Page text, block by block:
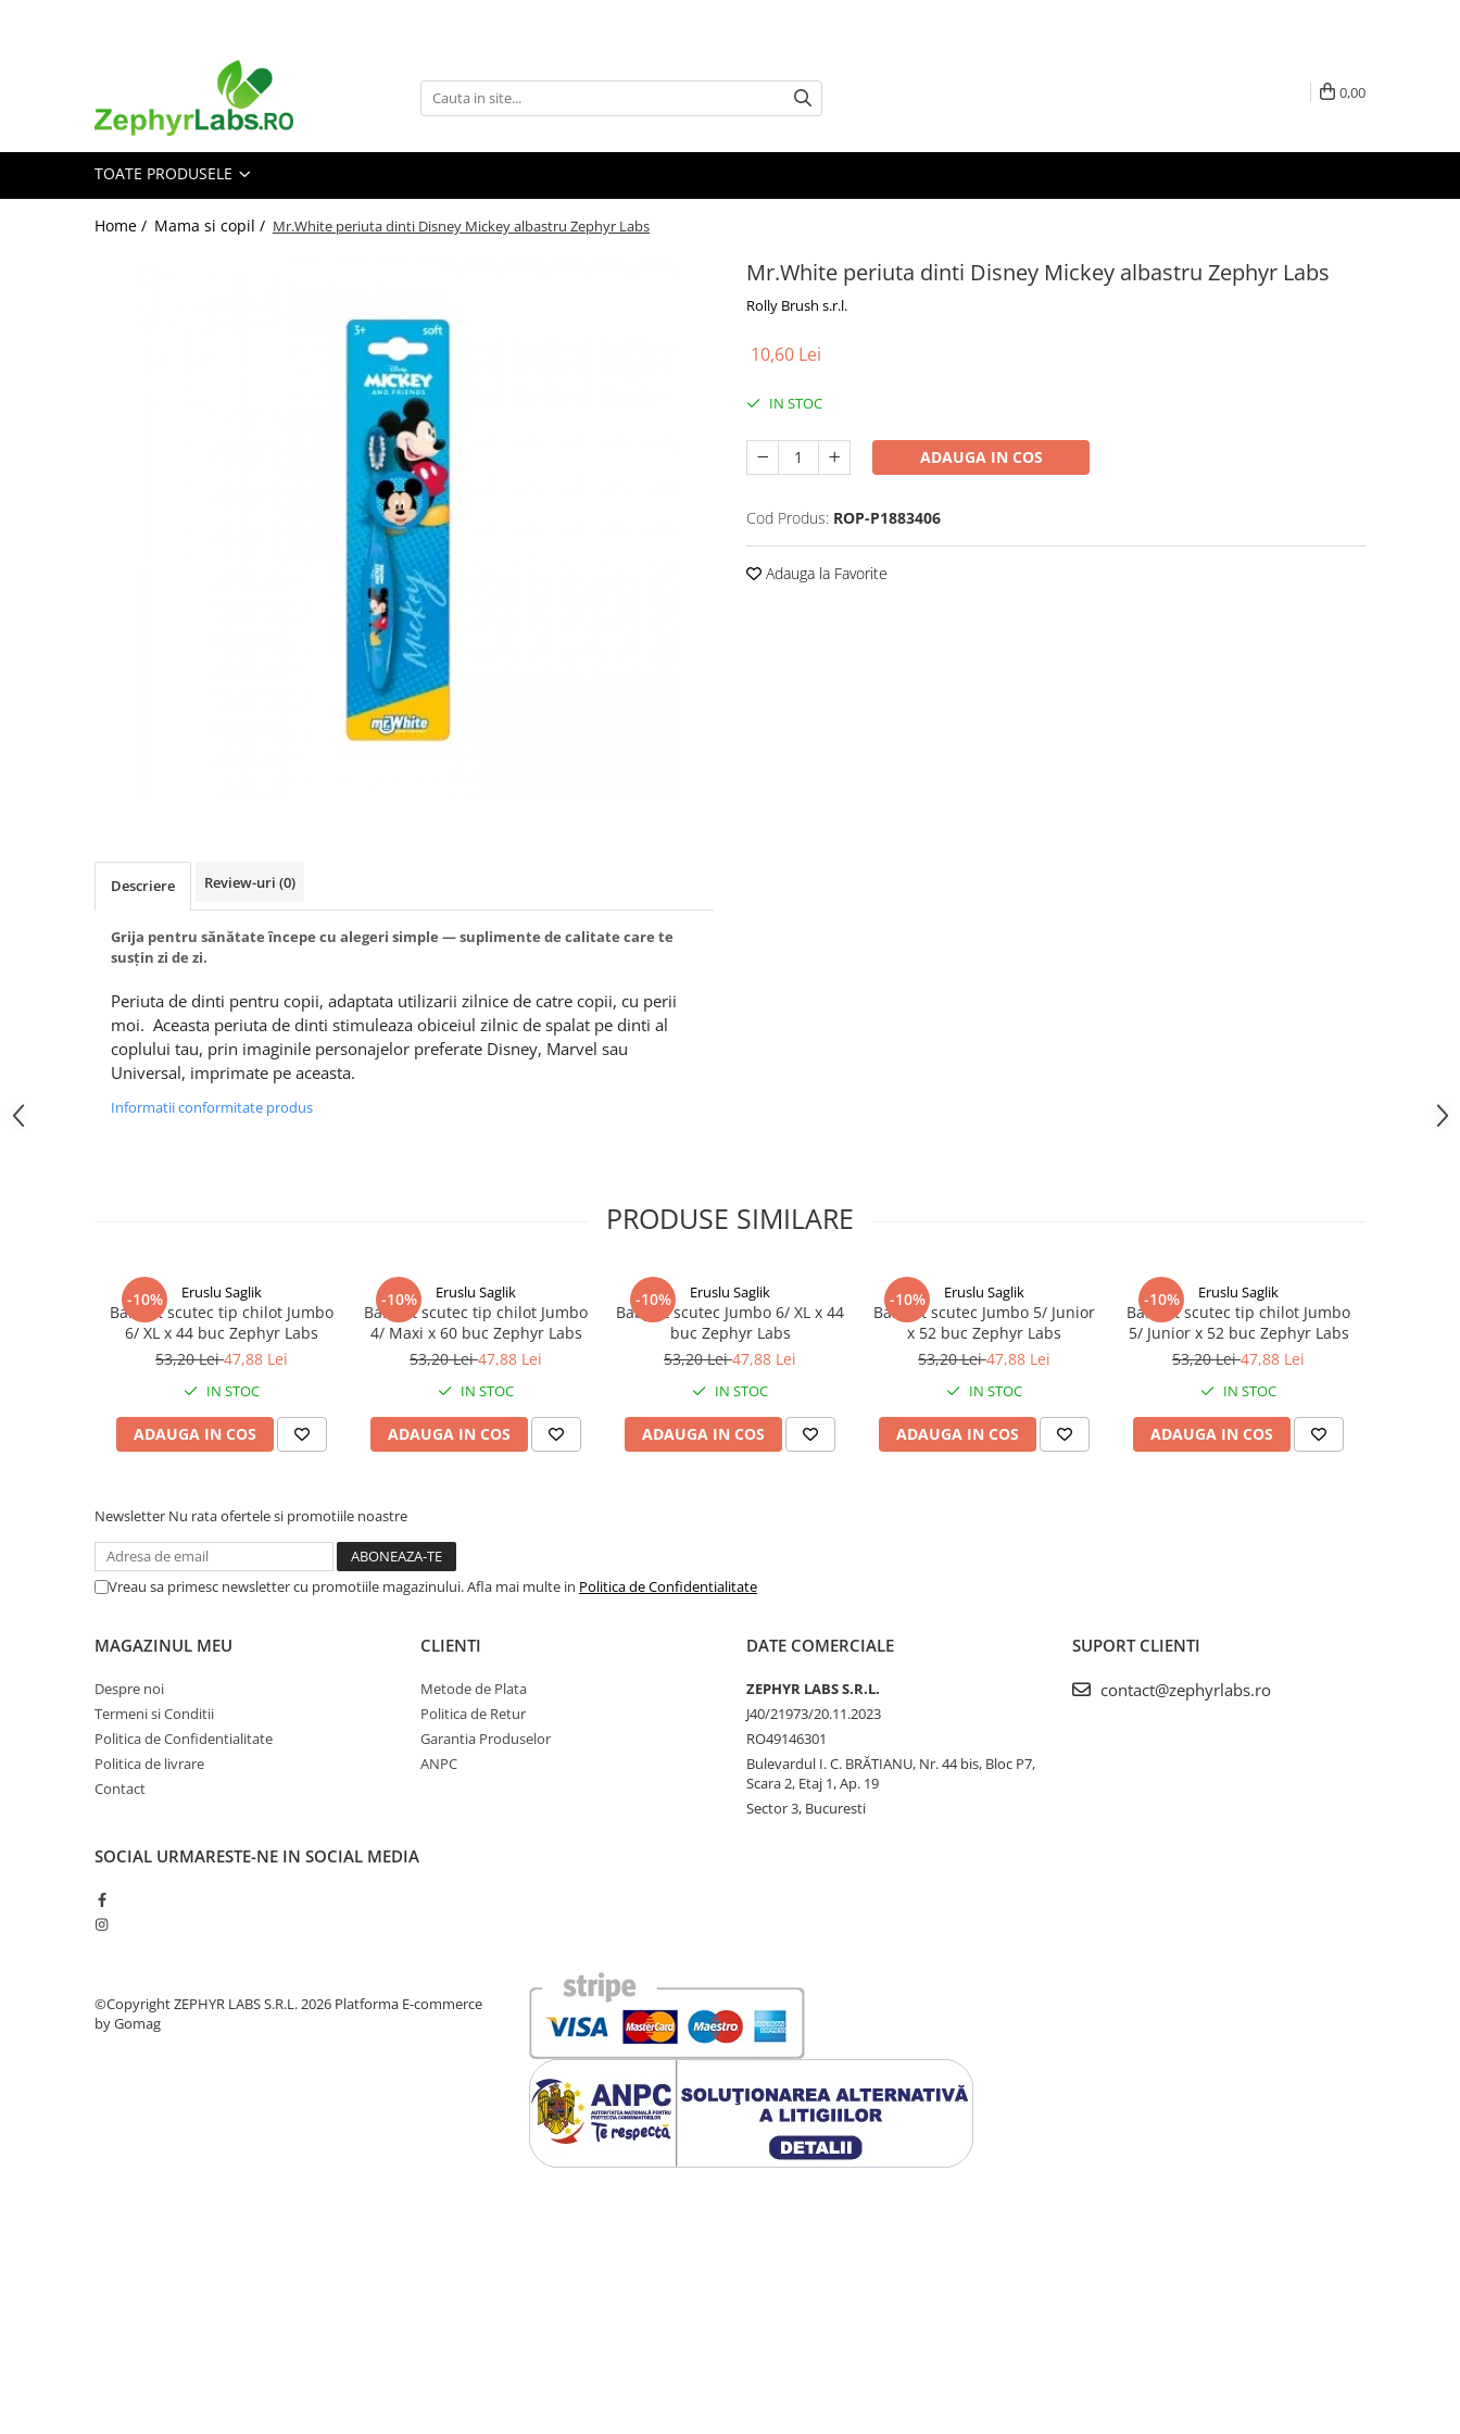
Alimentatie sanatoasa
Igiena intima
Produse anti-insecte
Protectie solara
Altele-Produse pentru ingrijire si
Produse tehnico-medicale
Aparatura medicala
Plasturi
Teste de sarcina si ovulatie
Altele-Sanatatea cuplului
Afectiuni dermatologice
Afectiuni osteo-articulare
Afectiuni oftalmologice
Afectiuni cardio-vasculare
Sanatatea mintii
Suplimente pentru imunitate
Antioxidanti
Altele-Suplimente alimentare
0,00
TOATE PRODUSELE
Home / Mama si copil / Mr.White periuta dinti Disney Mickey albastru Zephyr Labs
Mr.White periuta dinti Disney Mickey albastru Zephyr Labs
Rolly Brush s.r.l.
10,60 Lei
IN STOC
ADAUGA IN COS
Cod Produs: ROP-P1883406
Adauga la Favorite
Descriere Review-uri (0)
Grija pentru sănătate începe cu alegeri simple — suplimente de calitate care te
susțin zi de zi.
Periuta de dinti pentru copii, adaptata utilizarii zilnice de catre copii, cu perii
moi. Aceasta periuta de dinti stimuleaza obiceiul zilnic de spalat pe dinti al
coplului tau, prin imaginile personajelor preferate Disney, Marvel sau
Universal, imprimate pe aceasta.
Informatii conformitate produs
PRODUSE SIMILARE
-10% Eruslu Saglik
BabyFit scutec tip chilot Jumbo
6/ XL x 44 buc Zephyr Labs
53,20 Lei47,88 Lei
IN STOC
ADAUGA IN COS
-10% Eruslu Saglik
BabyFit scutec tip chilot Jumbo
4/ Maxi x 60 buc Zephyr Labs
53,20 Lei47,88 Lei
IN STOC
ADAUGA IN COS
-10% Eruslu Saglik
BabyFit scutec Jumbo 6/ XL x 44
buc Zephyr Labs
53,20 Lei47,88 Lei
IN STOC
ADAUGA IN COS
-10% Eruslu Saglik
BabyFit scutec Jumbo 5/ Junior
x 52 buc Zephyr Labs
53,20 Lei47,88 Lei
IN STOC
ADAUGA IN COS
-10% Eruslu Saglik
BabyFit scutec tip chilot Jumbo
5/ Junior x 52 buc Zephyr Labs
53,20 Lei47,88 Lei
IN STOC
ADAUGA IN COS
Newsletter Nu rata ofertele si promotiile noastre
Vreau sa primesc newsletter cu promotiile magazinului. Afla mai multe in Politica de Confidentialitate
MAGAZINUL MEU
Despre noi
Termeni si Conditii
Politica de Confidentialitate
Politica de livrare
Contact
CLIENTI
Metode de Plata
Politica de Retur
Garantia Produselor
ANPC
DATE COMERCIALE
ZEPHYR LABS S.R.L.
J40/21973/20.11.2023
RO49146301
Bulevardul I. C. BRĂTIANU, Nr. 44 bis, Bloc P7,
Scara 2, Etaj 1, Ap. 19
Sector 3, Bucuresti
SUPORT CLIENTI
contact@zephyrlabs.ro
SOCIAL URMARESTE-NE IN SOCIAL MEDIA
©Copyright ZEPHYR LABS S.R.L. 2026 Platforma E-commerce
by Gomag